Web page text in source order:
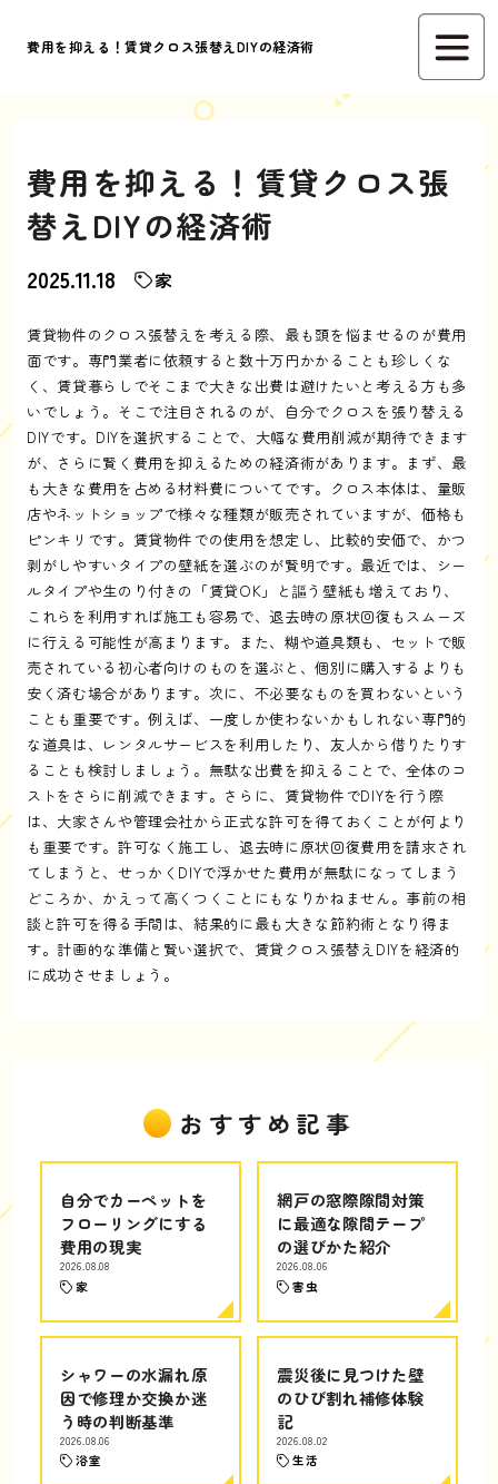
費用を抑える！賃貸クロス張替えDIYの経済術
費用を抑える！賃貸クロス張
替えDIYの経済術
2025.11.18 家
賃貸物件のクロス張替えを考える際、最も頭を悩ませるのが費用
面です。専門業者に依頼すると数十万円かかることも珍しくな
く、賃貸暮らしでそこまで大きな出費は避けたいと考える方も多
いでしょう。そこで注目されるのが、自分でクロスを張り替える
DIYです。DIYを選択することで、大幅な費用削減が期待できます
が、さらに賢く費用を抑えるための経済術があります。まず、最
も大きな費用を占める材料費についてです。クロス本体は、量販
店やネットショップで様々な種類が販売されていますが、価格も
ピンキリです。賃貸物件での使用を想定し、比較的安価で、かつ
剥がしやすいタイプの壁紙を選ぶのが賢明です。最近では、シー
ルタイプや生のり付きの「賃貸OK」と謳う壁紙も増えており、
これらを利用すれば施工も容易で、退去時の原状回復もスムーズ
に行える可能性が高まります。また、糊や道具類も、セットで販
売されている初心者向けのものを選ぶと、個別に購入するよりも
安く済む場合があります。次に、不必要なものを買わないという
ことも重要です。例えば、一度しか使わないかもしれない専門的
な道具は、レンタルサービスを利用したり、友人から借りたりす
ることも検討しましょう。無駄な出費を抑えることで、全体のコ
ストをさらに削減できます。さらに、賃貸物件でDIYを行う際
は、大家さんや管理会社から正式な許可を得ておくことが何より
も重要です。許可なく施工し、退去時に原状回復費用を請求され
てしまうと、せっかくDIYで浮かせた費用が無駄になってしまう
どころか、かえって高くつくことにもなりかねません。事前の相
談と許可を得る手間は、結果的に最も大きな節約術となり得ま
す。計画的な準備と賢い選択で、賃貸クロス張替えDIYを経済的
に成功させましょう。
おすすめ記事
自分でカーペットを
フローリングにする
費用の現実
2026.08.08
家
網戸の窓際隙間対策
に最適な隙間テープ
の選びかた紹介
2026.08.06
害虫
シャワーの水漏れ原
因で修理か交換か迷
う時の判断基準
2026.08.06
浴室
震災後に見つけた壁
のひび割れ補修体験
記
2026.08.02
生活